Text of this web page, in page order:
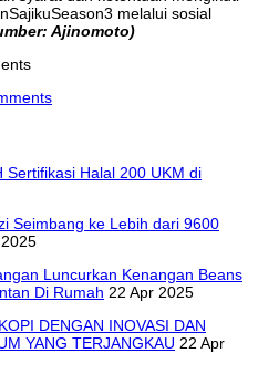
melalui sosial
Ajinomoto)
Sertifikasi Halal 200 UKM di
Seimbang ke Lebih dari 9600
Luncurkan Kenangan Beans
Di Rumah 22 Apr 2025
DENGAN INOVASI DAN
YANG TERJANGKAU 22 Apr